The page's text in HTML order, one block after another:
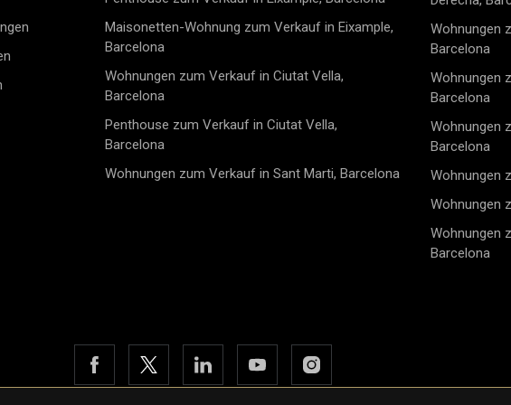
Wohnungsmärkten nicht,
das Recht auf Wohnen.
Maisonetten-Wohnung zum Verkauf in Eixample,
Barcelona
Wohnungen zum Verkauf in Ciutat Vella,
Barcelona
Penthouse zum Verkauf in Ciutat Vella,
Barcelona
Wohnungen zum Verkauf in Sant Marti, Barcelona
Wohnungen zum Verkauf in Eixample Izquierdo,
Barcelona
Wohnungen zum Verkauf in Sant Antoni,
Barcelona
Wohnungen zum Verkauf in Barrio Gótico,
Barcelona
Wohnungen zum Verkauf in Diagonal Mar,
Barcelona